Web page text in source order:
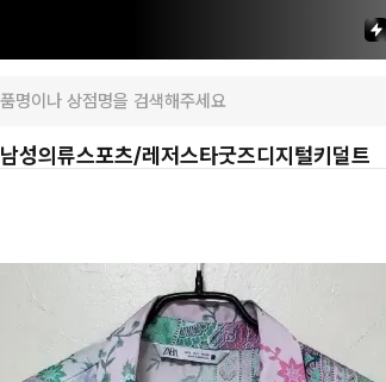
남성의류스포츠/레저스타굿즈디지털키덜트